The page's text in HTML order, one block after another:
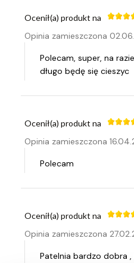
Ocenił(a) produkt na
Opinia zamieszczona
Polecam, super, na
długo będę się cieszyc
Ocenił(a) produkt na
Opinia zamieszczona
Polecam
Ocenił(a) produkt na
Opinia zamieszczona
Patelnia bardzo dobra